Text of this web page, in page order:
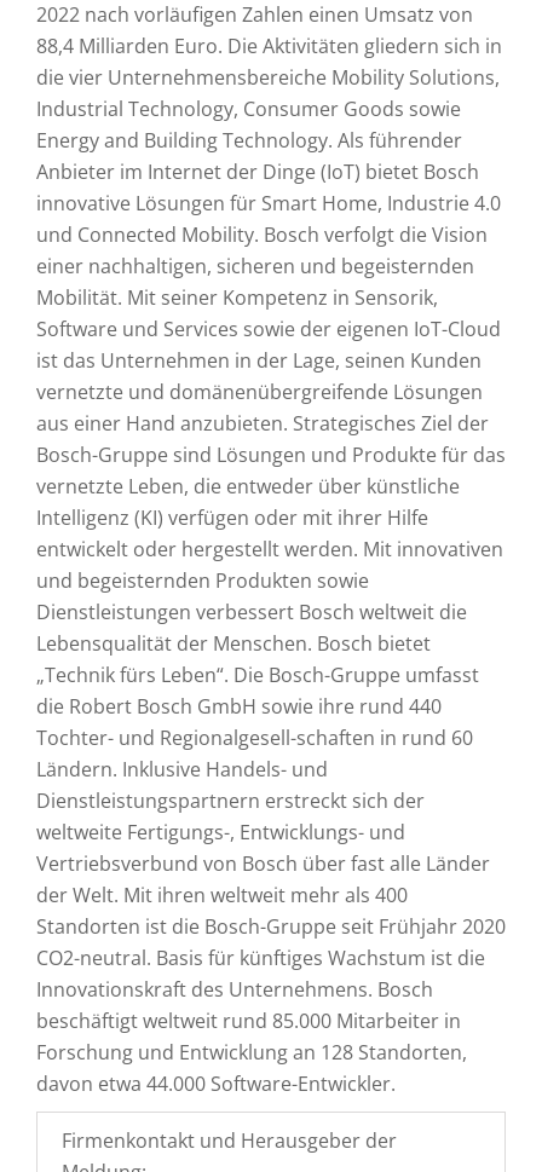
2022 nach vorläufigen Zahlen einen Umsatz von
88,4 Milliarden Euro. Die Aktivitäten gliedern sich in
die vier Unternehmensbereiche Mobility Solutions,
Industrial Technology, Consumer Goods sowie
Energy and Building Technology. Als führender
Anbieter im Internet der Dinge (IoT) bietet Bosch
innovative Lösungen für Smart Home, Industrie 4.0
und Connected Mobility. Bosch verfolgt die Vision
einer nachhaltigen, sicheren und begeisternden
Mobilität. Mit seiner Kompetenz in Sensorik,
Software und Services sowie der eigenen IoT-Cloud
ist das Unternehmen in der Lage, seinen Kunden
vernetzte und domänenübergreifende Lösungen
aus einer Hand anzubieten. Strategisches Ziel der
Bosch-Gruppe sind Lösungen und Produkte für das
vernetzte Leben, die entweder über künstliche
Intelligenz (KI) verfügen oder mit ihrer Hilfe
entwickelt oder hergestellt werden. Mit innovativen
und begeisternden Produkten sowie
Dienstleistungen verbessert Bosch weltweit die
Lebensqualität der Menschen. Bosch bietet
„Technik fürs Leben“. Die Bosch-Gruppe umfasst
die Robert Bosch GmbH sowie ihre rund 440
Tochter- und Regionalgesell-schaften in rund 60
Ländern. Inklusive Handels- und
Dienstleistungspartnern erstreckt sich der
weltweite Fertigungs-, Entwicklungs- und
Vertriebsverbund von Bosch über fast alle Länder
der Welt. Mit ihren weltweit mehr als 400
Standorten ist die Bosch-Gruppe seit Frühjahr 2020
CO2-neutral. Basis für künftiges Wachstum ist die
Innovationskraft des Unternehmens. Bosch
beschäftigt weltweit rund 85.000 Mitarbeiter in
Forschung und Entwicklung an 128 Standorten,
davon etwa 44.000 Software-Entwickler.
Firmenkontakt und Herausgeber der